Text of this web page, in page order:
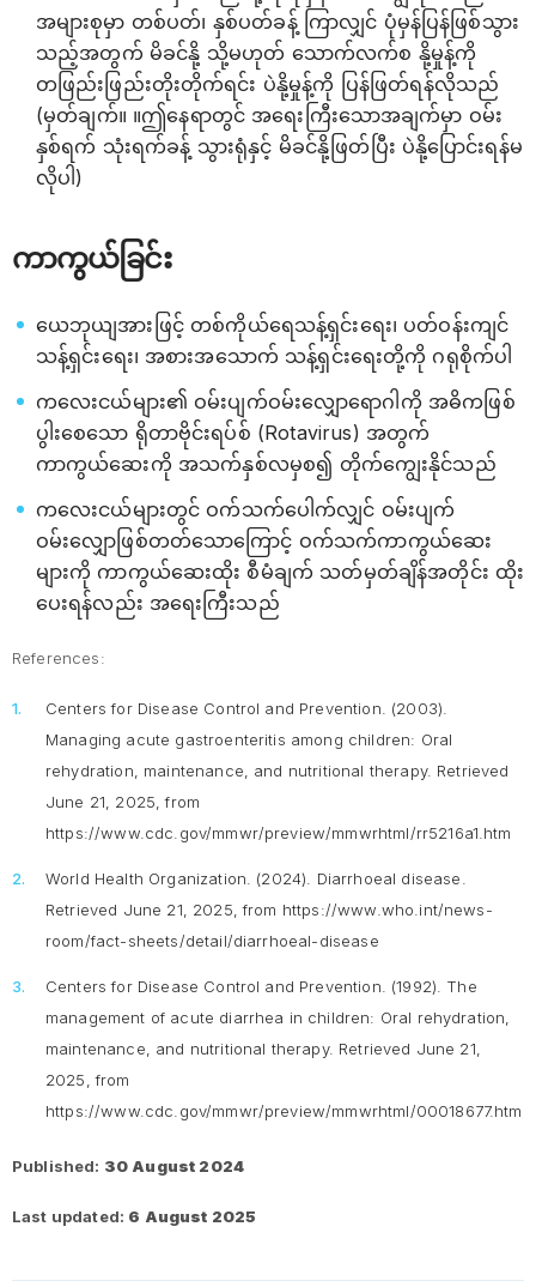
အများစုမှာ တစ်ပတ်၊ နှစ်ပတ်ခန့် ကြာလျှင် ပုံမှန်ပြန်ဖြစ်သွား
သည့်အတွက် မိခင်နို့ သို့မဟုတ် သောက်လက်စ နို့မှုန့်ကို
တဖြည်းဖြည်းတိုးတိုက်ရင်း ပဲနို့မှုန့်ကို ပြန်ဖြတ်ရန်လိုသည်
(မှတ်ချက်။ ။ဤနေရာတွင် အရေးကြီးသောအချက်မှာ ဝမ်း
နှစ်ရက် သုံးရက်ခန့် သွားရုံနှင့် မိခင်နို့ဖြတ်ပြီး ပဲနို့ပြောင်းရန်မ
လိုပါ)
ကာကွယ်ခြင်း
ယေဘုယျအားဖြင့် တစ်ကိုယ်ရေသန့်ရှင်းရေး၊ ပတ်ဝန်းကျင်
သန့်ရှင်းရေး၊ အစားအသောက် သန့်ရှင်းရေးတို့ကို ဂရုစိုက်ပါ
ကလေးငယ်များ၏ ဝမ်းပျက်ဝမ်းလျှောရောဂါကို အဓိကဖြစ်
ပွါးစေသော ရိုတာဗိုင်းရပ်စ် (Rotavirus) အတွက်
ကာကွယ်ဆေးကို အသက်နှစ်လမှစ၍ တိုက်ကျွေးနိုင်သည်
ကလေးငယ်များတွင် ဝက်သက်ပေါက်လျှင် ဝမ်းပျက်
ဝမ်းလျှောဖြစ်တတ်သောကြောင့် ဝက်သက်ကာကွယ်ဆေး
များကို ကာကွယ်ဆေးထိုး စီမံချက် သတ်မှတ်ချိန်အတိုင်း ထိုး
ပေးရန်လည်း အရေးကြီးသည်
References:
Centers for Disease Control and Prevention. (2003).
Managing acute gastroenteritis among children: Oral
rehydration, maintenance, and nutritional therapy. Retrieved
June 21, 2025, from
https://www.cdc.gov/mmwr/preview/mmwrhtml/rr5216a1.htm
World Health Organization. (2024). Diarrhoeal disease
Retrieved June 21, 2025, from https://www.who.int/news-
room/fact-sheets/detail/diarrhoeal-disease
Centers for Disease Control and Prevention. (1992). The
management of acute diarrhea in children: Oral rehydration,
maintenance, and nutritional therapy. Retrieved June 21,
2025, from
https://www.cdc.gov/mmwr/preview/mmwrhtml/00018677.htm
Published: 30 August 2024
Last updated: 6 August 2025